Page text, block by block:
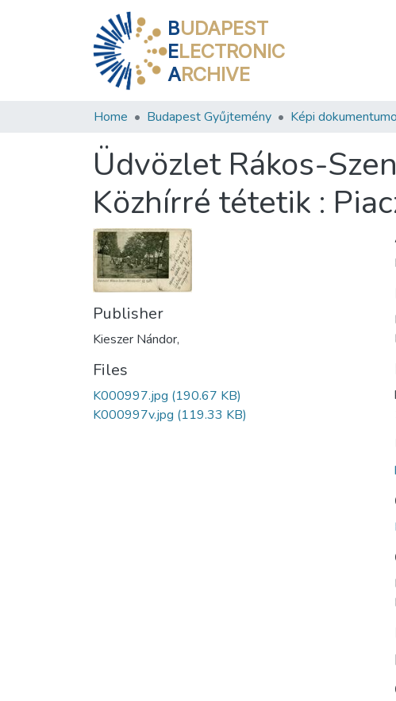
BUDAPEST
ELECTRONIC
ARCHIVE
Home Budapest Gyűjtemény Képi
Üdvözlet Rákos-
Közhírré tétetik :
Publisher
Kieszer Nándor,
Files
K000997.jpg (190.67 KB)
K000997v.jpg (119.33 KB)